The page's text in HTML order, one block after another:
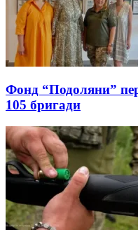
Фонд “Подоляни”
105 бригади